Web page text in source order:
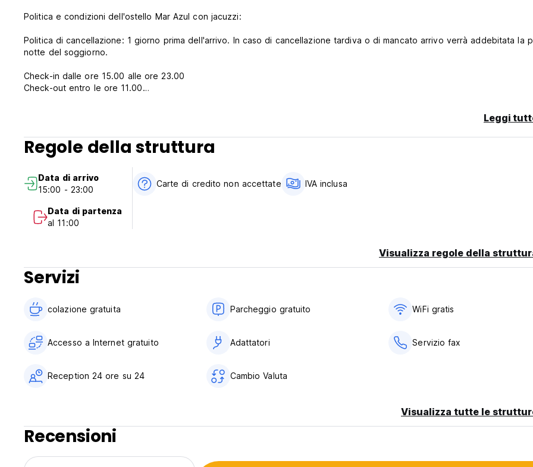
Politica e condizioni dell'ostello Mar Azul con jacuzzi:
Politica di cancellazione: 1 giorno prima dell'arrivo. In caso di cancellazione tardiva o di mancato arrivo verrà addebitata la
notte del soggiorno.
Check-in dalle ore 15.00 alle ore 23.00
Check-out entro le ore 11.00
Colazione inclusa
Generale:
Nessun coprifuoco
Sono ammessi animali domestici (Auto-translated from original language)
Leggi
Regole della struttura
Data di arrivo
15:00 - 23:00
Data di partenza
al 11:00
Carte di credito non accettate IVA inclusa
Visualizza regole della
Servizi
colazione gratuita‎ Parcheggio gratuito WiFi gratis
Accesso a Internet gratuito Adattatori Servizio fax
Reception 24 ore su 24 Cambio Valuta
Visualizza tutte le
Recensioni